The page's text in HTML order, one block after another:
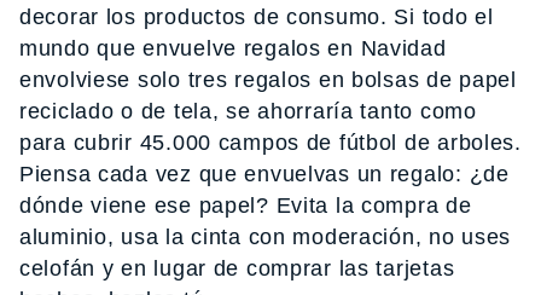
decorar los productos de consumo. Si todo el
mundo que envuelve regalos en Navidad
envolviese solo tres regalos en bolsas de papel
reciclado o de tela, se ahorraría tanto como
para cubrir 45.000 campos de fútbol de arboles.
Piensa cada vez que envuelvas un regalo: ¿de
dónde viene ese papel? Evita la compra de
aluminio, usa la cinta con moderación, no uses
celofán y en lugar de comprar las tarjetas